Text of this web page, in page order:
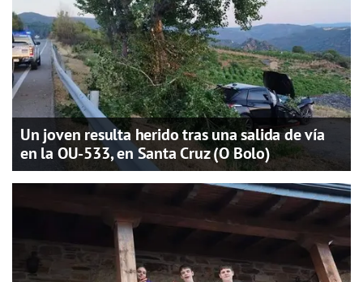
Un joven resulta herido tras una salida de vía
en la OU-533, en Santa Cruz (O Bolo)